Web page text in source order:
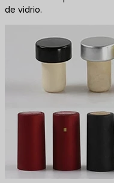
de vidrio.